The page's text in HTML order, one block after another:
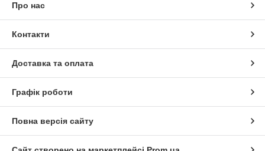
Про нас
Контакти
Доставка та оплата
Графік роботи
Повна версія сайту